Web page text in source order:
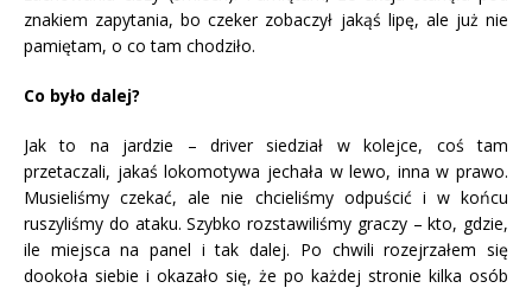
znakiem zapytania, bo czeker zobaczył jakąś lipę, ale już nie
pamiętam, o co tam chodziło.
Co było dalej?
Jak to na jardzie – driver siedział w kolejce, coś tam
przetaczali, jakaś lokomotywa jechała w lewo, inna w prawo.
Musieliśmy czekać, ale nie chcieliśmy odpuścić i w końcu
ruszyliśmy do ataku. Szybko rozstawiliśmy graczy – kto, gdzie,
ile miejsca na panel i tak dalej. Po chwili rozejrzałem się
dookoła siebie i okazało się, że po każdej stronie kilka osób